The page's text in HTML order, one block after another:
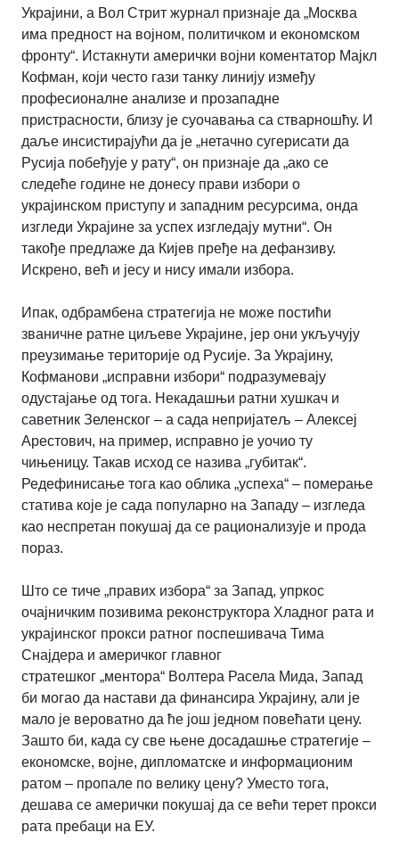
Украјини, а Вол Стрит журнал признаје да „Москва
има предност на војном, политичком и економском
фронту“. Истакнути амерички војни коментатор Мајкл
Кофман, који често гази танку линију између
професионалне анализе и прозападне
пристрасности, близу је суочавања са стварношћу. И
даље инсистирајући да је „нетачно сугерисати да
Русија побеђује у рату“, он признаје да „ако се
следеће године не донесу прави избори о
украјинском приступу и западним ресурсима, онда
изгледи Украјине за успех изгледају мутни“. Он
такође предлаже да Кијев пређе на дефанзиву.
Искрено, већ и јесу и нису имали избора.
Ипак, одбрамбена стратегија не може постићи
званичне ратне циљеве Украјине, јер они укључују
преузимање територије од Русије. За Украјину,
Кофманови „исправни избори“ подразумевају
одустајање од тога. Некадашњи ратни хушкач и
саветник Зеленског – а сада непријатељ – Алексеј
Арестович, на пример, исправно је уочио ту
чињеницу. Такав исход се назива „губитак“.
Редефинисање тога као облика „успеха“ – померање
статива које је сада популарно на Западу – изгледа
као неспретан покушај да се рационализује и прода
пораз.
Што се тиче „правих избора“ за Запад, упркос
очајничким позивима реконструктора Хладног рата и
украјинског прокси ратног поспешивача Тима
Снајдера и америчког главног
стратешког „ментора“ Волтера Расела Мида, Запад
би могао да настави да финансира Украјину, али је
мало је вероватно да ће још једном повећати цену.
Зашто би, када су све њене досадашње стратегије –
економске, војне, дипломатске и информационим
ратом – пропале по велику цену? Уместо тога,
дешава се амерички покушај да се већи терет прокси
рата пребаци на ЕУ.